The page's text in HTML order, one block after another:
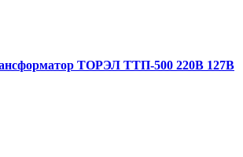
ТОРЭЛ ТТП-500 220В 127В